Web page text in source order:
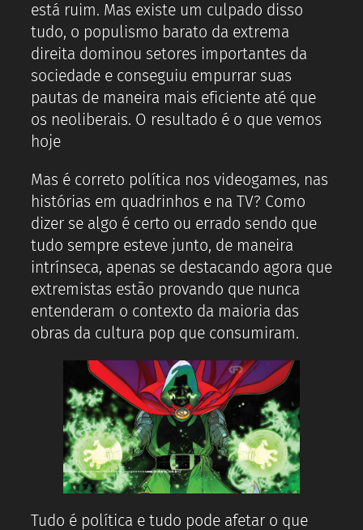
está ruim. Mas existe um culpado disso
tudo, o populismo barato da extrema
direita dominou setores importantes da
sociedade e conseguiu empurrar suas
pautas de maneira mais eficiente até que
os neoliberais. O resultado é o que vemos
hoje
Mas é correto política nos videogames, nas
histórias em quadrinhos e na TV? Como
dizer se algo é certo ou errado sendo que
tudo sempre esteve junto, de maneira
intrínseca, apenas se destacando agora que
extremistas estão provando que nunca
entenderam o contexto da maioria das
obras da cultura pop que consumiram.
Tudo é política e tudo pode afetar o que